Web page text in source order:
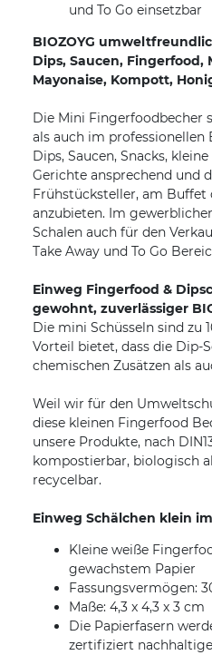
und To Go einsetzbar
BIOZOYG
Dips, Saucen, Fingerfood,
Mayonaise, Kompott,
Die Mini Fingerfoodbecher
als auch im professionellen
Dips, Saucen, Snacks,
Gerichte ansprechend und
Frühstücksteller, am
anzubieten. Im
Schalen auch für den
Take Away und To Go
Einweg Fingerfood &
gewohnt, zuverlässiger
Die mini Schüsseln sind zu
Vorteil bietet, dass die Dip-
chemischen Zusätzen als
Weil wir für den
diese kleinen Fingerfood
unsere Produkte, nach
kompostierbar, biologisch
recycelbar.
Einweg Schälchen klein
Kleine weiße
gewachstem Papier
Fassungsvermögen:
Maße: 4,3 x 4,3 x 3 cm
Die Papierfasern
zertifiziert